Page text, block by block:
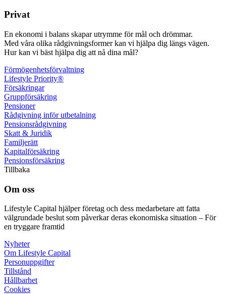
Privat
En ekonomi i balans skapar utrymme för mål och drömmar.
Med våra olika rådgivningsformer kan vi hjälpa dig längs vägen.
Hur kan vi bäst hjälpa dig att nå dina mål?
Förmögenhets­förvaltning
Lifestyle Priority®
Försäkringar
Grupp­försäkring
Pensioner
Rådgivning inför utbetalning
Pensions­rådgivning
Skatt & Juridik
Familje­rätt
Kapital­försäkring
Pensions­försäkring
Tillbaka
Om oss
Lifestyle Capital hjälper företag och dess medarbetare att fatta
välgrundade beslut som påverkar deras ekonomiska situation – För
en tryggare framtid
Nyheter
Om Lifestyle Capital
Person­uppgifter
Tillstånd
Hållbarhet
Cookies